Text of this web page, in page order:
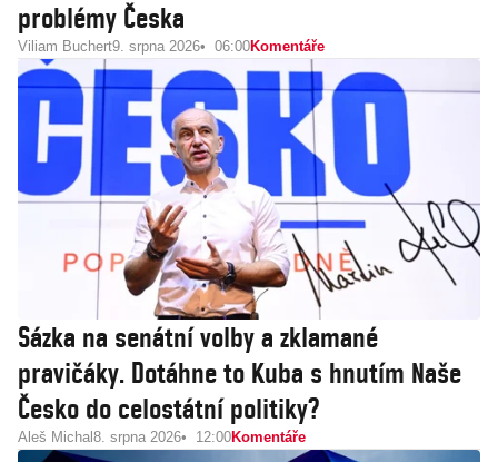
problémy Česka
Viliam Buchert9. srpna 2026 06:00Komentáře
Sázka na senátní volby a zklamané
pravičáky. Dotáhne to Kuba s hnutím Naše
Česko do celostátní politiky?
Aleš Michal 8. srpna 2026 12:00Komentáře